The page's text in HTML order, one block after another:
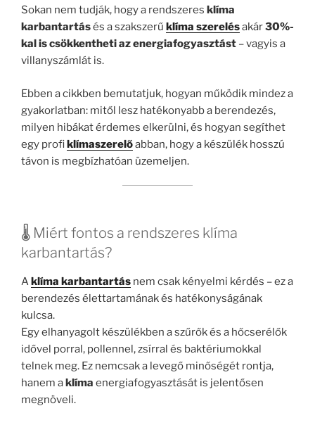
Sokan nem tudják, hogy a rendszeres klíma
karbantartásés a szakszerű klíma szerelésakár30%-
kal is csökkentheti az energiafogyasztást – vagyis a
villanyszámlát is.
Ebben a cikkben bemutatjuk, hogyan működik mindez a
gyakorlatban: mitől lesz hatékonyabb a berendezés,
milyen hibákat érdemes elkerülni, és hogyan segíthet
egy profiklímaszerelőabban, hogy a készülék hosszú
távon is megbízhatóan üzemeljen.
🌡️ Miért fontos a rendszeres klíma
karbantartás?
Aklíma karbantartás nem csak kényelmi kérdés – ez a
berendezés élettartamának és hatékonyságának
kulcsa.
Egy elhanyagolt készülékben a szűrők és a hőcserélők
idővel porral, pollennel, zsírral és baktériumokkal
telnek meg. Ez nemcsak a levegő minőségét rontja,
hanem aklíma energiafogyasztását is jelentősen
megnöveli.